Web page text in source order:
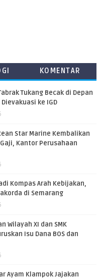
KOMENTAR
Tukang Becak di Depan
Dievakuasi ke IGD
Star Marine Kembalikan
Kantor Perusahaan
Kompas Arah Kebijakan,
di Semarang
Wilayah XI dan SMK
Isu Dana BOS dan
Ayam Klampok Jajakan